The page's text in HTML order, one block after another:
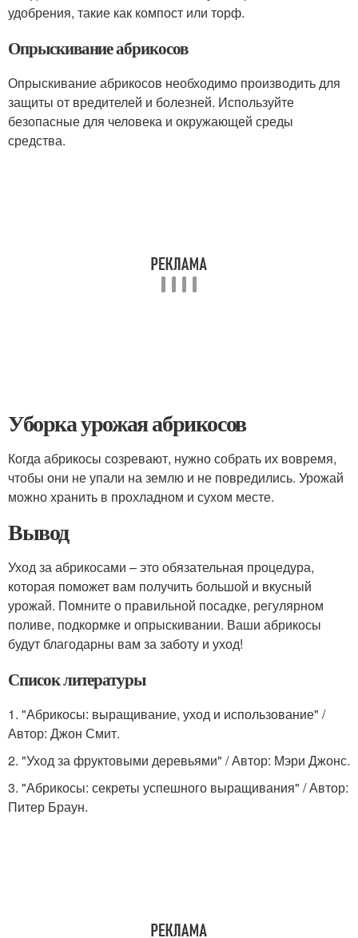
удобрения, такие как компост или торф.
Опрыскивание абрикосов
Опрыскивание абрикосов необходимо производить для
защиты от вредителей и болезней. Используйте
безопасные для человека и окружающей среды
средства.
Уборка урожая абрикосов
Когда абрикосы созревают, нужно собрать их вовремя,
чтобы они не упали на землю и не повредились. Урожай
можно хранить в прохладном и сухом месте.
Вывод
Уход за абрикосами – это обязательная процедура,
которая поможет вам получить большой и вкусный
урожай. Помните о правильной посадке, регулярном
поливе, подкормке и опрыскивании. Ваши абрикосы
будут благодарны вам за заботу и уход!
Список литературы
1. "Абрикосы: выращивание, уход и использование" /
Автор: Джон Смит.
2. "Уход за фруктовыми деревьями" / Автор: Мэри Джонс.
3. "Абрикосы: секреты успешного выращивания" / Автор:
Питер Браун.